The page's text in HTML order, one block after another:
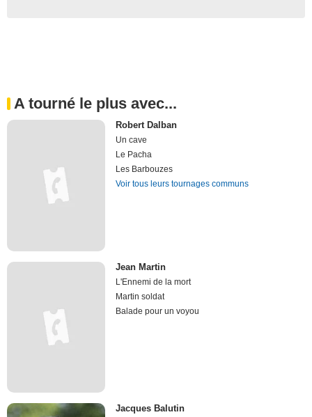
A tourné le plus avec...
Robert Dalban
Un cave
Le Pacha
Les Barbouzes
Voir tous leurs tournages communs
Jean Martin
L'Ennemi de la mort
Martin soldat
Balade pour un voyou
Jacques Balutin